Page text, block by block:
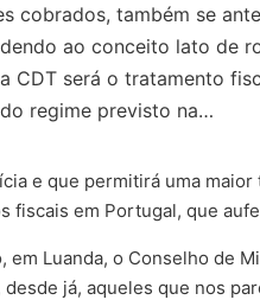
cobrados, também se
ao conceito lato de
CDT será o tratamento
regime previsto na…
e que permitirá uma
em Portugal, que
em Luanda, o Conselho de
já, aqueles que nos